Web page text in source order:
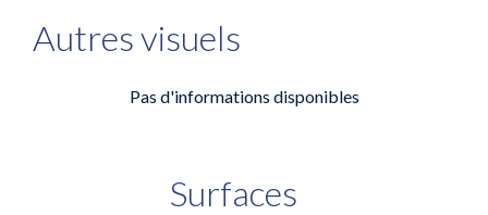
Autres visuels
Pas d'informations disponibles
Surfaces